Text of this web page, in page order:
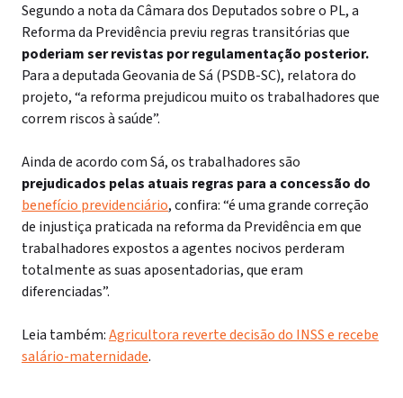
Segundo a nota da Câmara dos Deputados sobre o PL, a
Reforma da Previdência previu regras transitórias que
poderiam ser revistas por regulamentação posterior.
Para a deputada Geovania de Sá (PSDB-SC), relatora do
projeto, “a reforma prejudicou muito os trabalhadores que
correm riscos à saúde”.
Ainda de acordo com Sá, os trabalhadores são
prejudicados pelas atuais regras para a concessão do
benefício previdenciário, confira: “é uma grande correção
de injustiça praticada na reforma da Previdência em que
trabalhadores expostos a agentes nocivos perderam
totalmente as suas aposentadorias, que eram
diferenciadas”.
Leia também:Agricultora reverte decisão do INSS e recebe
salário-maternidade.